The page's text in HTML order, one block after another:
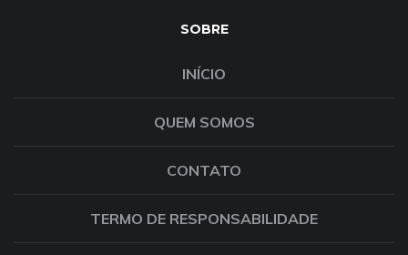
SOBRE
INÍCIO
QUEM SOMOS
CONTATO
TERMO DE RESPONSABILIDADE